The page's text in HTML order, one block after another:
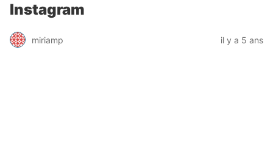
Instagram
miriamp il y a 5 ans